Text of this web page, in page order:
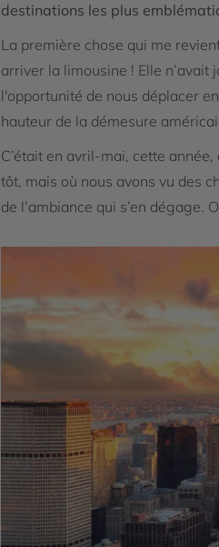
destinations les plus
La première chose qui me
arriver la limousine ! Elle
l'opportunité de nous déplacer
hauteur de la démesure
C’était en avril-mai, cette
tôt, mais où nous avons vu des
de l’ambiance qui s’en dégage.